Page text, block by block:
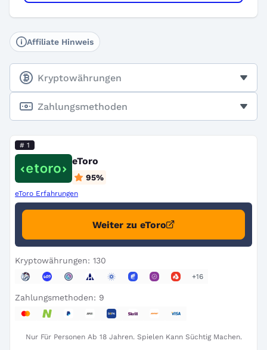
Affiliate Hinweis
Kryptowährungen
Zahlungsmethoden
# 1
eToro
95%
eToro Erfahrungen
Weiter zu eToro
Kryptowährungen: 130
+16
Zahlungsmethoden: 9
Nur Für Personen Ab 18 Jahren. Spielen Kann Süchtig Machen.